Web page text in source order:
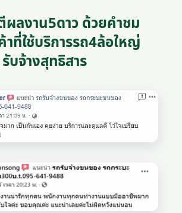
ผลงาน5ดาว ด้วยคำชม
าที่ใช้บริการรถ4ล้อใหญ่
รับจ้างสุทธิสาร